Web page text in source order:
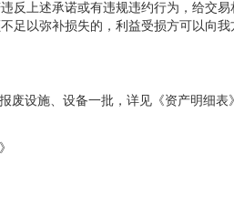
反上述承诺或有违规违约行为，给交
足以弥补损失的，利益受损方可以向
废设施、设备一批，详见《资产明细